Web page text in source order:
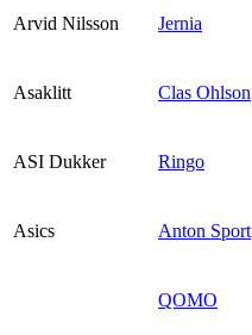
Arvid Nilsson Jernia
Asaklitt Clas Ohlson
ASI Dukker Ringo
Asics Anton Sport
QOMO